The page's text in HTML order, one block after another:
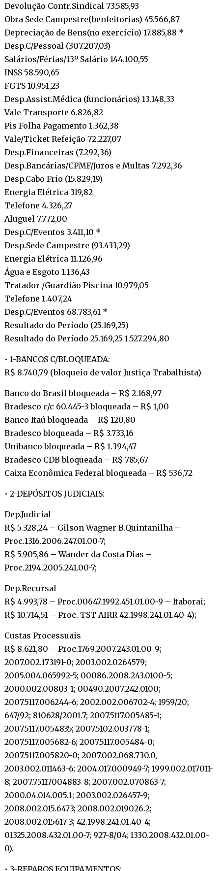
Devolução Contr.Sindical 73.585,93
Obra Sede Campestre(benfeitorias) 45.566,87
Depreciação de Bens(no exercício) 17.885,88 *
Desp.C/Pessoal (307.207,03)
Salários/Férias/13º Salário 144.100,55
INSS 58.590,65
FGTS 10.951,23
Desp.Assist.Médica (funcionários) 13.148,33
Vale Transporte 6.826,82
Pis Folha Pagamento 1.362,38
Vale/Ticket Refeição 72.227,07
Desp.Financeiras (7.292,36)
Desp.Bancárias/CPMF/Juros e Multas 7.292,36
Desp.Cabo Frio (15.829,19)
Energia Elétrica 319,82
Telefone 4.326,27
Aluguel 7.772,00
Desp.C/Eventos 3.411,10 *
Desp.Sede Campestre (93.433,29)
Energia Elétrica 11.126,96
Água e Esgoto 1.136,43
Tratador /Guardião Piscina 10.979,05
Telefone 1.407,24
Desp.C/Eventos 68.783,61 *
Resultado do Período (25.169,25)
Resultado do Período 25.169,25 1.527.294,80
• 1-BANCOS C/BLOQUEADA:
R$ 8.740,79 (bloqueio de valor Justiça Trabalhista)
Banco do Brasil bloqueada – R$ 2.168,97
Bradesco c/c 60.445-3 bloqueada – R$ 1,00
Banco Itaú bloqueada – R$ 120,80
Bradesco bloqueada – R$ 3.733,16
Unibanco bloqueada – R$ 1.394,47
Bradesco CDB bloqueada – R$ 785,67
Caixa Econômica Federal bloqueada – R$ 536,72
• 2-DEPÓSITOS JUDICIAIS:
Dep.Judicial
R$ 5.328,24 – Gilson Wagner B.Quintanilha –
Proc.1316.2006.247.01.00-7;
R$ 5.905,86 – Wander da Costa Dias –
Proc.2194.2005.241.00-7;
Dep.Recursal
R$ 4.993,78 – Proc.00647.1992.451.01.00-9 – Itaborai;
R$ 10.714,51 – Proc. TST AIRR 42.1998.241.01.40-4);
Custas Processuais
R$ 8.621,80 – Proc.1769.2007.243.01.00-9;
2007.002.173191-0; 2003.002.0264579;
2005.004.065992-5; 00086.2008.243.0100-5;
2000.002.00803-1; 00490.2007.242.0100;
2007.5117.006244-6; 2002.002.006702-4; 1959/20;
647/92; 810628/2001.7; 2007.5117.005485-1;
2007.5117.0054835; 2007.5102.003778-1;
2007.5117.005682-6; 2007.5117.005484-0;
2007.5117.005820-0; 2007.002.068.730.0,
2003.002.011463-6; 2004.017.000949-7; 1999.002.017011-
8; 2007.75117004883-8; 2007.002.070863-7;
2000.04.014.005.1; 2003.002.026457-9;
2008.002.015.6473; 2008.002.019026.2;
2008.002.015617-3; 42.1998.241.01.40-4;
01325.2008.432.01.00-7; 927-8/04; 1330.2008.432.01.00-
0).
• 3-REPAROS EQUIPAMENTOS: